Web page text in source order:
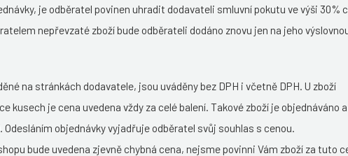
je odběratel povinen uhradit dodavateli smluvní pokutu ve výši 30%
nepřevzaté zboží bude odběrateli dodáno znovu jen na jeho
na stránkách dodavatele, jsou uváděny bez DPH i včetně DPH. U zboží
kusech je cena uvedena vždy za celé balení. Takové zboží je objednáváno a
Odesláním objednávky vyjadřuje odběratel svůj souhlas s cenou.
bude uvedena zjevně chybná cena, nejsme povinni Vám zboží za tuto